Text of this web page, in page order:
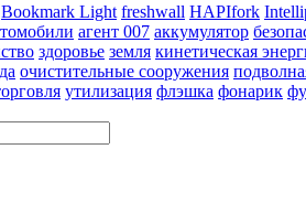
Bookmark Light freshwall HAPIfork
агент 007 аккумулятор
здоровье земля кинетическая
очистительные сооружения
утилизация флэшка фонарик